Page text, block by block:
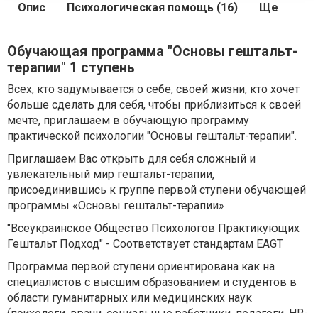
Опис Психологическая помощь (16) Ще
Обучающая программа "Основы гештальт-
терапии" 1 ступень
Всех, кто задумывается о себе, своей жизни, кто хочет
больше сделать для себя, чтобы приблизиться к своей
мечте, приглашаем в обучающую программу
практической психологии "Основы гештальт-терапии".
Приглашаем Вас открыть для себя сложный и
увлекательный мир гештальт-терапии,
присоединившись к группе первой ступени обучающей
программы «Основы гештальт-терапии»
"Всеукраинское Общество Психологов Практикующих
Гештальт Подход" - Соответствует стандартам EAGT
Программа первой ступени ориентирована как на
специалистов с высшим образованием и студентов в
области гуманитарных или медицинских наук